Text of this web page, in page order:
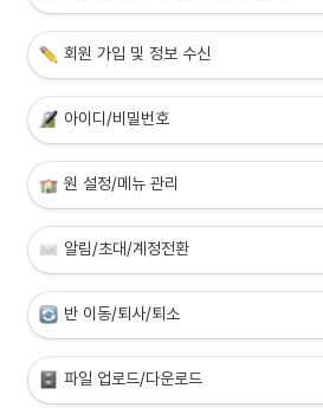
회원 가입 및 정보 수신
아이디/비밀번호
원 설정/메뉴 관리
알림/초대/계정전환
반 이동/퇴사/퇴소
파일 업로드/다운로드